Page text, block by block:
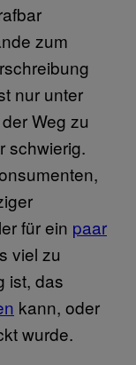
zum
nur unter
Weg zu
schwierig.
für ein paar
viel zu
ist, das
kann, oder
wurde.